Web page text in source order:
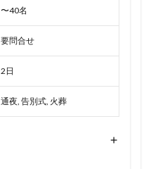
〜40名
要問合せ
2日
通夜, 告別式, 火葬
+